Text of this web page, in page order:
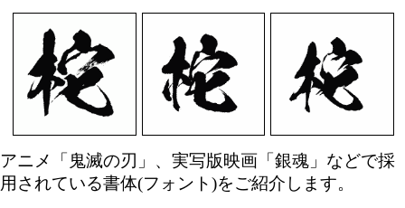
アニメ「鬼滅の刃」、実写版映画「銀魂」などで採
用されている書体(フォント)をご紹介します。